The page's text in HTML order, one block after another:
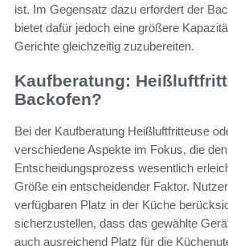
ist. Im Gegensatz dazu erfordert der
bietet dafür jedoch eine größere
Gerichte gleichzeitig zuzubereiten.
Kaufberatung:
Backofen?
Bei der Kaufberatung Heißluftfritteuse
verschiedene Aspekte im Fokus, die den
Entscheidungsprozess wesentlich
Größe ein entscheidender Faktor.
verfügbaren Platz in der Küche
sicherzustellen, dass das gewählte
auch ausreichend Platz für die